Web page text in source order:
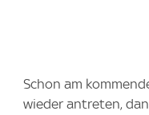
Schon am
wieder antreten,